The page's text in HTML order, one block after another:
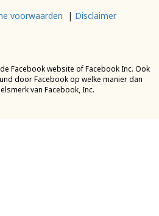
voorwaarden | Disclaimer
Facebook website of Facebook Inc. Ook
door Facebook op welke manier dan
van Facebook, Inc.